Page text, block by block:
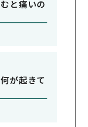
と痛いの
が起きて